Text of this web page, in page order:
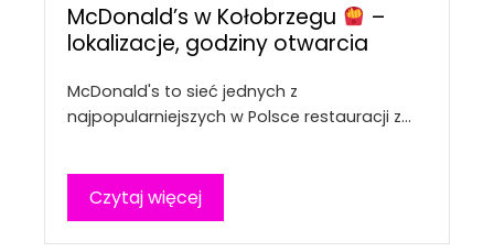
McDonald’s w Kołobrzegu
–
lokalizacje, godziny otwarcia
McDonald's to sieć jednych z
najpopularniejszych w Polsce restauracji z…
Czytaj więcej